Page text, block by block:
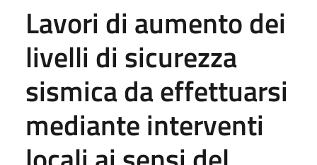
Lavori di aumento dei
livelli di sicurezza
sismica da effettuarsi
mediante interventi